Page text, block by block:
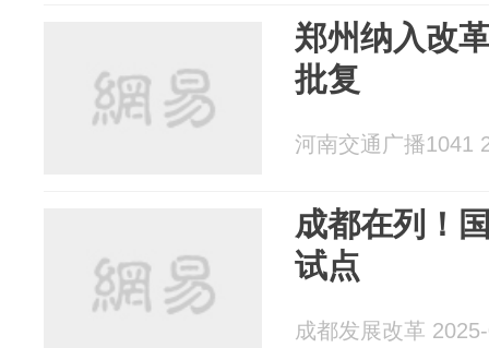
郑州纳入改
批复
河南交通广播1041
成都在列！
试点
成都发展改革